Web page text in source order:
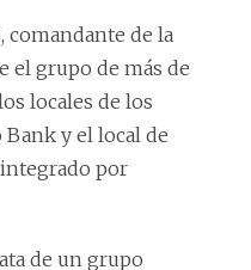
comandante de la
el grupo de más de
locales de los
Bank y el local de
integrado por
de un grupo